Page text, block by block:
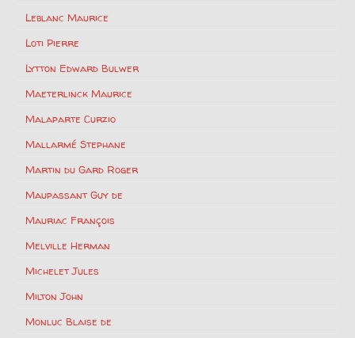
Leblanc Maurice
Loti Pierre
Lytton Edward Bulwer
Maeterlinck Maurice
Malaparte Curzio
Mallarmé Stephane
Martin du Gard Roger
Maupassant Guy de
Mauriac François
Melville Herman
Michelet Jules
Milton John
Monluc Blaise de